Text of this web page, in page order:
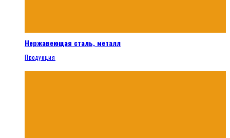
Нержавеющая сталь, металл
Продукция